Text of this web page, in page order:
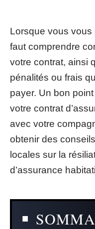
Lorsque vous vous
faut comprendre
votre contrat, ainsi
pénalités ou frais
payer. Un bon
votre contrat
avec votre
obtenir des
locales sur la
d’assurance